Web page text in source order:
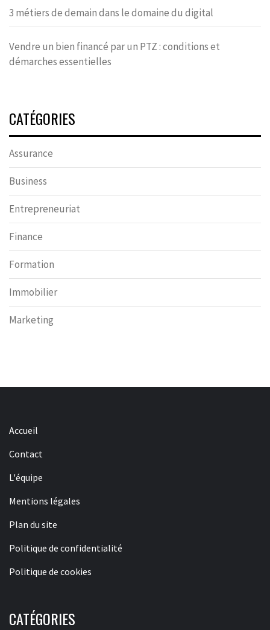
3 métiers de demain dans le domaine du digital
Vendre un bien financé par un PTZ : conditions et
démarches essentielles
CATÉGORIES
Assurance
Business
Entrepreneuriat
Finance
Formation
Immobilier
Marketing
Accueil
Contact
L'équipe
Mentions légales
Plan du site
Politique de confidentialité
Politique de cookies
CATÉGORIES